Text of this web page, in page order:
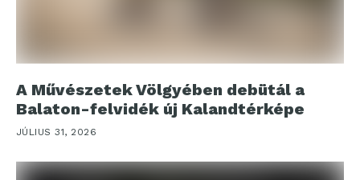
A Művészetek Völgyében debütál a
Balaton-felvidék új Kalandtérképe
JÚLIUS 31, 2026